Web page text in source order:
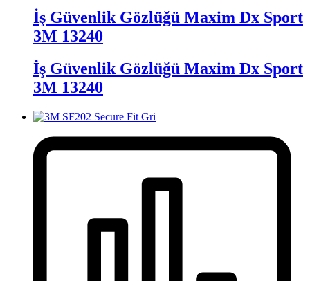
İş Güvenlik Gözlüğü Maxim Dx Sport
3M 13240
İş Güvenlik Gözlüğü Maxim Dx Sport
3M 13240